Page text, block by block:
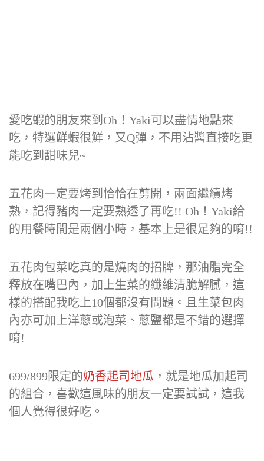
愛吃蝦的朋友來到Oh！Yaki可以盡情地點來
吃，特選鮮蝦很鮮，又Q彈，不用沾醬直接吃更
能吃到甜味兒~
五花肉一定要烤到恰恰在剪開，兩面繼續烤
熟，記得豬肉一定要熟透了再吃!! Oh！Yaki給
的用餐時間是兩個小時，基本上是很足夠的唷!!
五花肉包菜吃真的是燒肉的招牌，那油脂完全
釋放在嘴巴內，加上生菜的纖維清脆解膩，這
樣的搭配我吃上10個都沒有問題。且生菜包肉
內亦可加上洋蔥或泡菜、蔥鹽都是不錯的選擇
唷!
699/899限定的奶香起司地瓜 ，就是地瓜加起司
的組合，喜歡這風味的朋友一定要試試，這我
個人覺得很好吃。